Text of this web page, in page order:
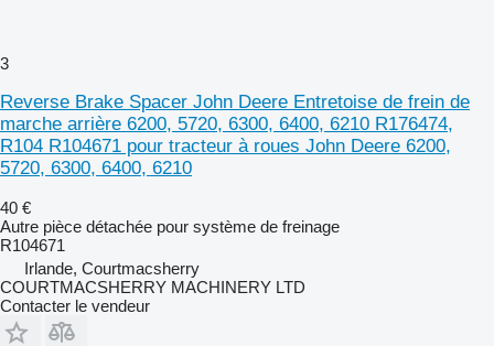
3
Reverse Brake Spacer John Deere Entretoise de frein de
marche arrière 6200, 5720, 6300, 6400, 6210 R176474,
R104 R104671 pour tracteur à roues John Deere 6200,
5720, 6300, 6400, 6210
40 €
Autre pièce détachée pour système de freinage
R104671
Irlande, Courtmacsherry
COURTMACSHERRY MACHINERY LTD
Contacter le vendeur